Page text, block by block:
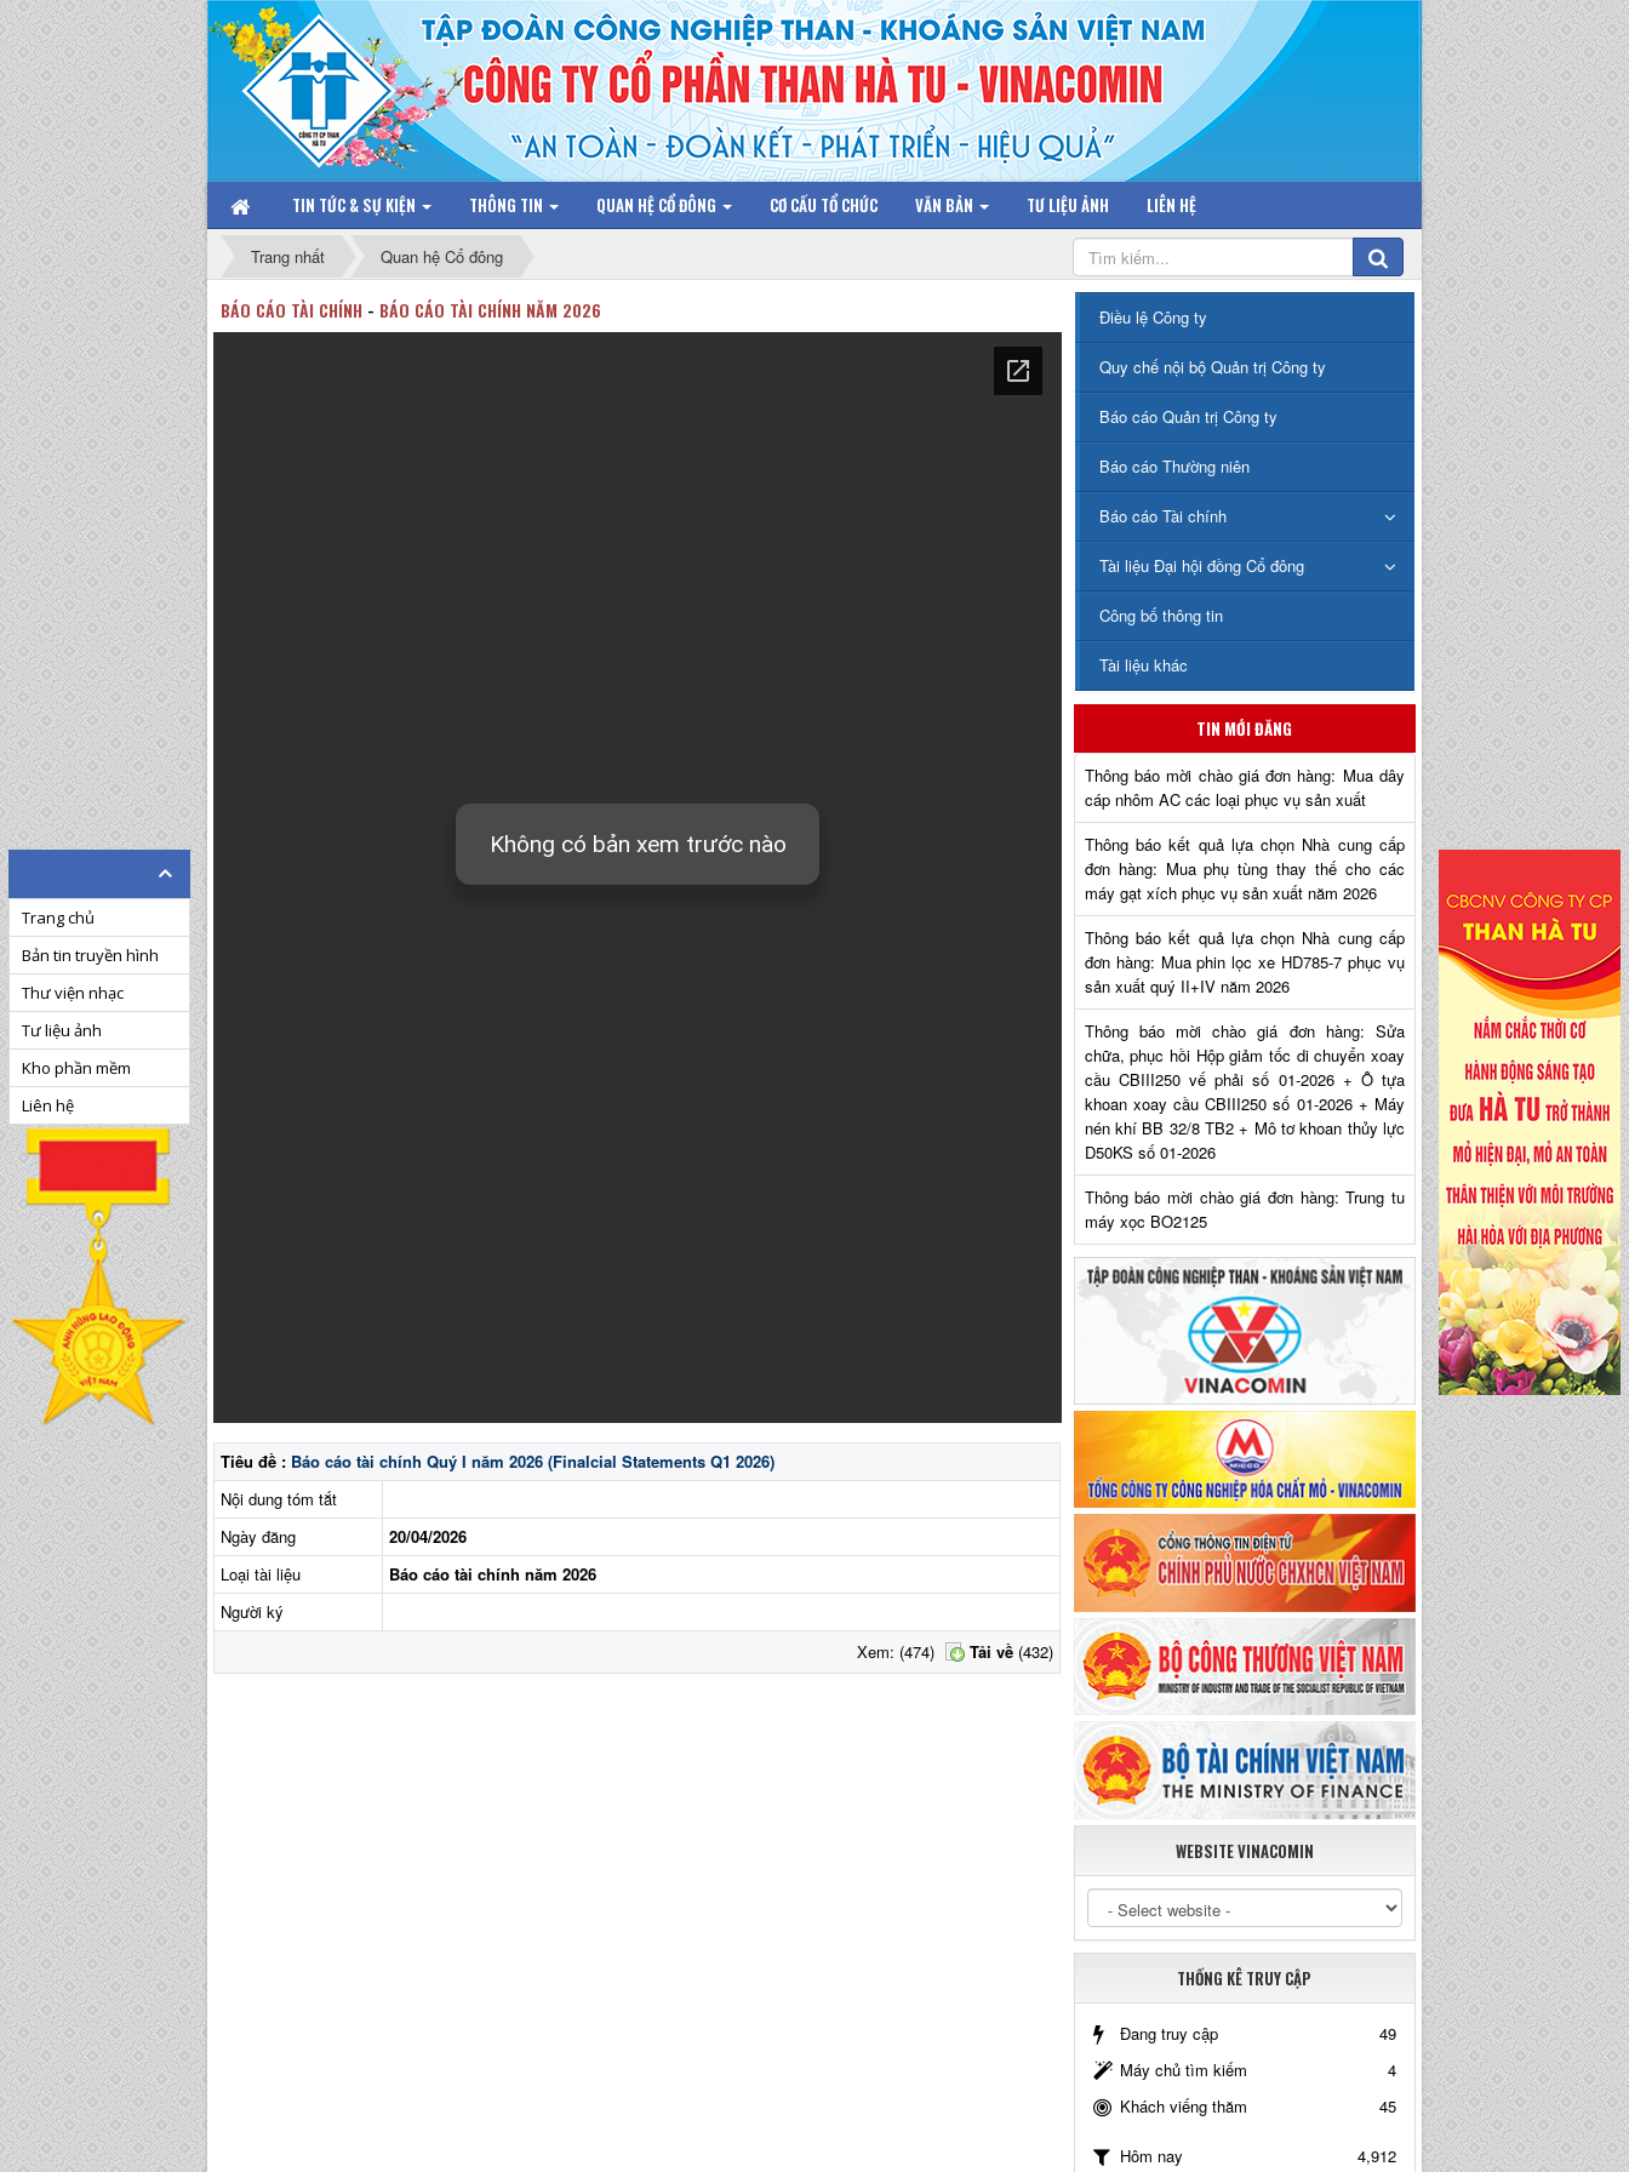
TIN TỨC & SỰ KIỆN THÔNG TIN QUAN HỆ CỔ ĐÔNG CƠ CẤU TỔ CHỨC VĂN BẢN TƯ LIỆU ẢNH LIÊN HỆ
Trang nhất Quan hệ Cổ đông
BÁO CÁO TÀI CHÍNH - BÁO CÁO TÀI CHÍNH NĂM 2026
Tiêu đề : Báo cáo tài chính Quý I năm 2026 (Finalcial Statements Q1 2026)
Nội dung tóm tắt
Ngày đăng
20/04/2026
Loại tài liệu
Báo cáo tài chính năm 2026
Người ký
Xem: (474)
Tải về (432)
Điều lệ Công ty
Quy chế nội bộ Quản trị Công ty
Báo cáo Quản trị Công ty
Báo cáo Thường niên
Báo cáo Tài chính
Tài liệu Đại hội đồng Cổ đông
Công bố thông tin
Tài liệu khác
TIN MỚI ĐĂNG
Thông báo mời chào giá đơn hàng: Mua dây
cáp nhôm AC các loại phục vụ sản xuất
Thông báo kết quả lựa chọn Nhà cung cấp
đơn hàng: Mua phụ tùng thay thế cho các
máy gạt xích phục vụ sản xuất năm 2026
Thông báo kết quả lựa chọn Nhà cung cấp
đơn hàng: Mua phin lọc xe HD785-7 phục vụ
sản xuất quý II+IV năm 2026
Thông báo mời chào giá đơn hàng: Sửa
chữa, phục hồi Hộp giảm tốc di chuyển xoay
cầu CBIII250 vế phải số 01-2026 + Ô tựa
khoan xoay cầu CBIII250 số 01-2026 + Máy
nén khí BB 32/8 TB2 + Mô tơ khoan thủy lực
D50KS số 01-2026
Thông báo mời chào giá đơn hàng: Trung tu
máy xọc BO2125
WEBSITE VINACOMIN
THỐNG KÊ TRUY CẬP
Đang truy cập
49
Máy chủ tìm kiếm
4
Khách viếng thăm
45
Hôm nay 4,912
Trang chủ
Bản tin truyền hình
Thư viện nhạc
Tư liệu ảnh
Kho phần mềm
Liên hệ